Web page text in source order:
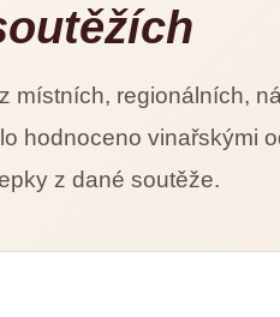
místních, regionálních,
hodnoceno vinařskými
z dané soutěže.